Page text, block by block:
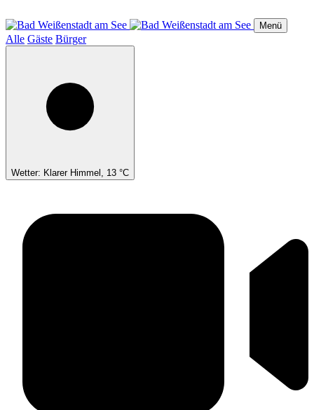
zum
Inhalt
Menü
Alle Gäste Bürger
Wetter: Klarer Himmel, 13 °C